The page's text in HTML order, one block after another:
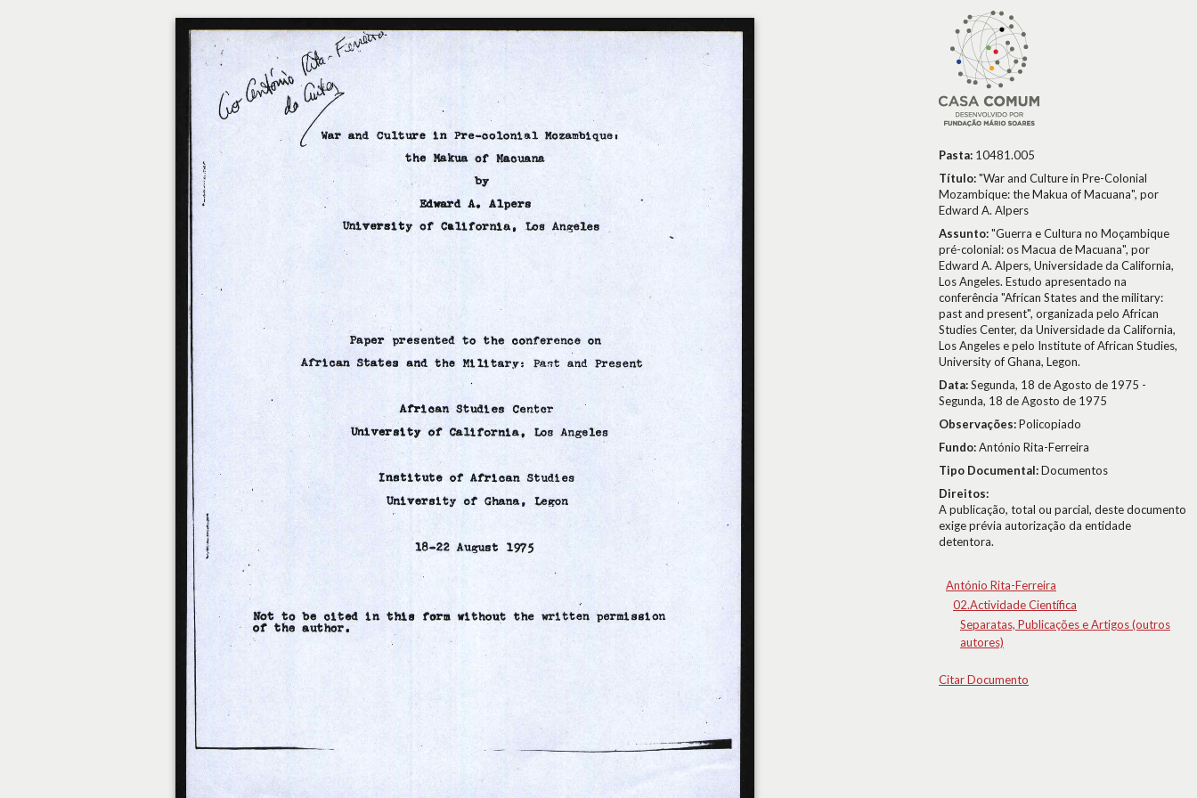
Pasta: 10481.005
Título:"War and Culture in Pre-Colonial
Mozambique: the Makua of Macuana", por
Edward A. Alpers
Assunto:"Guerra e Cultura no Moçambique
pré-colonial: os Macua de Macuana", por
Edward A. Alpers, Universidade da California,
Los Angeles. Estudo apresentado na
conferência "African States and the military:
past and present", organizada pelo African
Studies Center, da Universidade da California,
Los Angeles e pelo Institute of African Studies,
University of Ghana, Legon.
Data:Segunda, 18 de Agosto de 1975 -
Segunda, 18 de Agosto de 1975
Observações:Policopiado
Fundo:António Rita-Ferreira
Tipo Documental:Documentos
Direitos:
A publicação, total ou parcial, deste documento
exige prévia autorização da entidade
detentora.
António Rita-Ferreira
02.Actividade Científica
Separatas, Publicações e Artigos (outros
autores)
Citar Documento